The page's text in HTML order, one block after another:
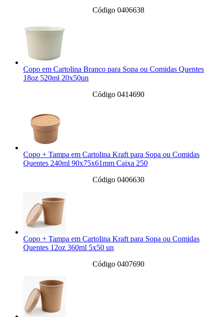
Código 0406638
Copo em Cartolina Branco para Sopa ou Comidas Quentes
18oz 520ml 20x50un
Código 0414690
Copo + Tampa em Cartolina Kraft para Sopa ou Comidas
Quentes 240ml 90x75x61mm Caixa 250
Código 0406630
Copo + Tampa em Cartolina Kraft para Sopa ou Comidas
Quentes 12oz 360ml 5x50 un
Código 0407690